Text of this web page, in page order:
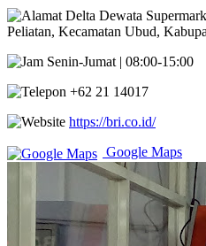
Delta Dewata
Peliatan, Kecamatan Ubud,
Senin-Jumat | 08:00-15:00
+62 21 14017
https://bri.co.id/
Google Maps